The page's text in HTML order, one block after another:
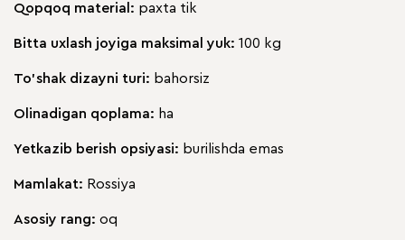
Qopqoq material: paxta tik
Bitta uxlash joyiga maksimal yuk: 100 kg
To'shak dizayni turi: bahorsiz
Olinadigan qoplama: ha
Yetkazib berish opsiyasi: burilishda emas
Mamlakat: Rossiya
Asosiy rang: oq